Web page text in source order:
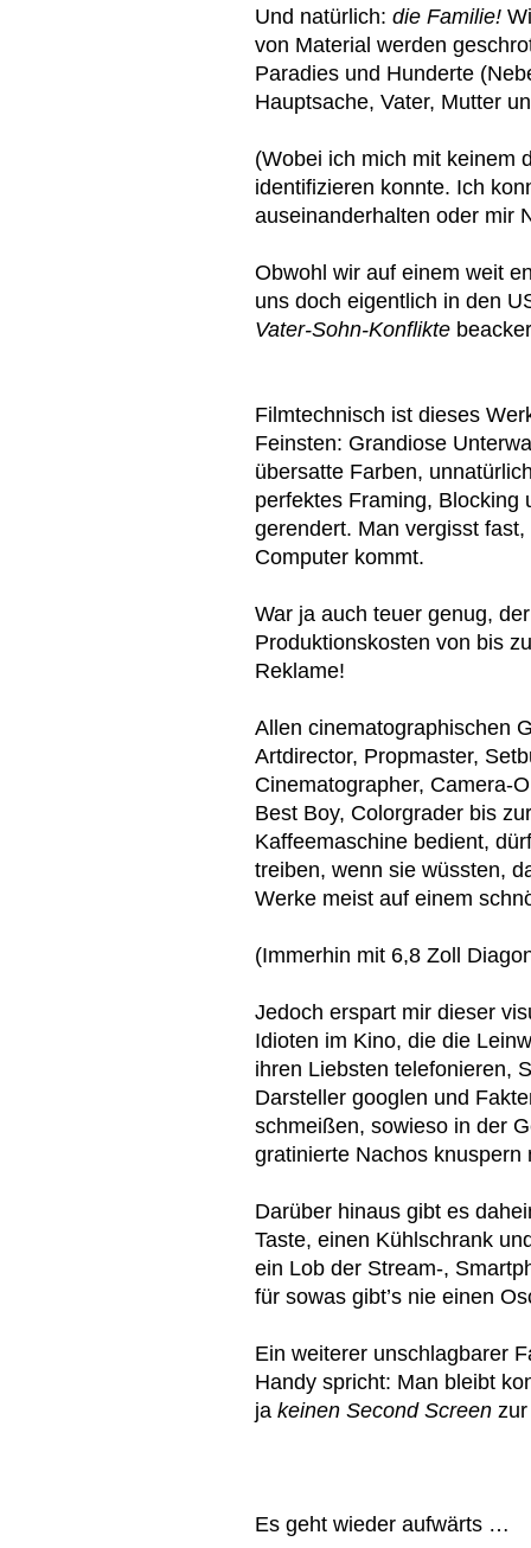
Und natürlich: die Familie!
von Material werden
Paradies und Hunderte
Hauptsache, Vater, Mutter
(Wobei ich mich mit keinem
identifizieren konnte. Ich
auseinanderhalten oder mir
Obwohl wir auf einem weit
uns doch eigentlich in den
Vater-Sohn-Konflikte
Filmtechnisch ist dieses
Feinsten: Grandiose
übersatte Farben,
perfektes Framing, Blocking
gerendert. Man vergisst
Computer kommt.
War ja auch teuer genug,
Produktionskosten von bis
Reklame!
Allen cinematographischen
Artdirector, Propmaster,
Cinematographer, Camera-
Best Boy, Colorgrader bis
Kaffeemaschine bedient,
treiben, wenn sie wüssten,
Werke meist auf einem
(Immerhin mit 6,8 Zoll
Jedoch erspart mir dieser
Idioten im Kino, die die
ihren Liebsten telefonieren,
Darsteller googlen und
schmeißen, sowieso in der
gratinierte Nachos knuspern
Darüber hinaus gibt es
Taste, einen Kühlschrank
ein Lob der Stream-,
für sowas gibt’s nie einen
Ein weiterer unschlagbarer
Handy spricht: Man bleibt
ja keinen Second Screen
Es geht wieder aufwärts …